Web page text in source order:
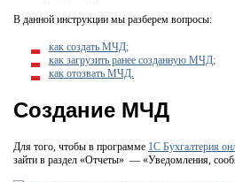
В данной инструкции мы разберем вопросы:
как создать МЧД;
как загрузить ранее созданную МЧД;
как отозвать МЧД.
Создание МЧД
Для того, чтобы в программе 1С Бухгалтерия
зайти в раздел «Отчеты» — «Уведомления,